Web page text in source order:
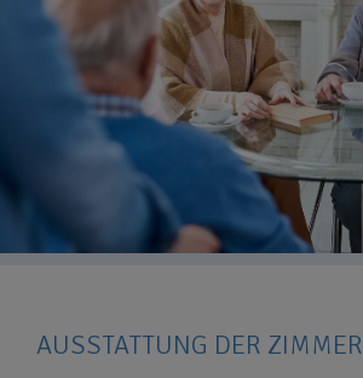
AUSSTATTUNG DER ZIMMER